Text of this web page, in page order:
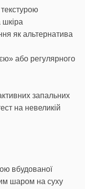
як альтернатива
або регулярного
запальних
на невеликій
вбудованої
шаром на суху